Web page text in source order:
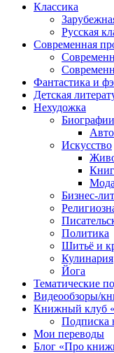
Классика
Русская
Современная
Фантастика и
Детская
Нехудожка
Биографии
Искусство
Мода
Бизнес-
Политика
Шитьё и
Кулинария
Йога
Тематические
Видеообзоры/
Книжный клуб
Подписка
Мои переводы
Блог «Про